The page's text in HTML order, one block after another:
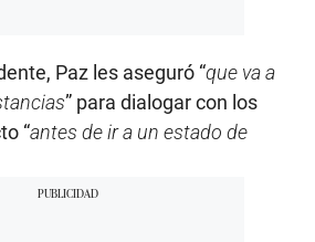
Paz les aseguró “que va a
” para dialogar con los
“antes de ir a un estado de